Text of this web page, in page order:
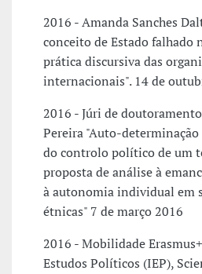
2016 - Amanda Sanches
conceito de Estado falhado
prática discursiva das
internacionais". 14 de
2016 - Júri de
Pereira "Auto-
do controlo político de um
proposta de análise à
à autonomia individual em
étnicas" 7 de março 2016
2016 - Mobilidade
Estudos Políticos (IEP),